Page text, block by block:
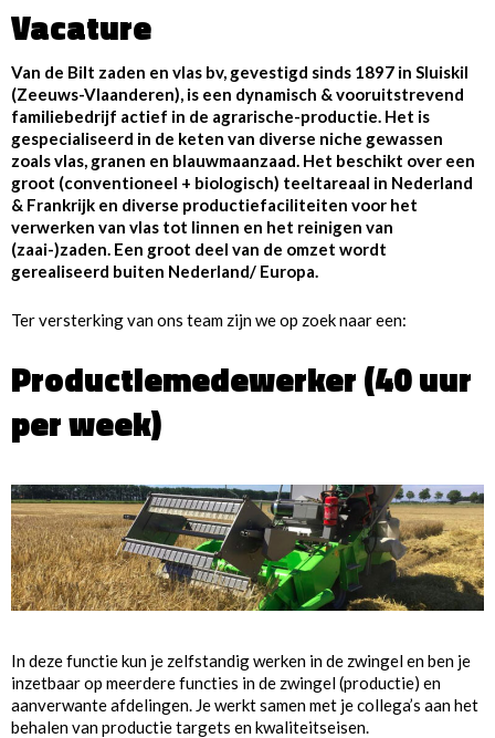
Vacature
Van de Bilt zaden en vlas bv, gevestigd sinds 1897 in Sluiskil
(Zeeuws-Vlaanderen), is een dynamisch & vooruitstrevend
familiebedrijf actief in de agrarische-productie. Het is
gespecialiseerd in de keten van diverse niche gewassen
zoals vlas, granen en blauwmaanzaad. Het beschikt over een
groot (conventioneel + biologisch) teeltareaal in Nederland
& Frankrijk en diverse productiefaciliteiten voor het
verwerken van vlas tot linnen en het reinigen van
(zaai-)zaden. Een groot deel van de omzet wordt
gerealiseerd buiten Nederland/ Europa.
Ter versterking van ons team zijn we op zoek naar een:
Productiemedewerker (40 uur
per week)
In deze functie kun je zelfstandig werken in de zwingel en ben je
inzetbaar op meerdere functies in de zwingel (productie) en
aanverwante afdelingen. Je werkt samen met je collega’s aan het
behalen van productie targets en kwaliteitseisen.